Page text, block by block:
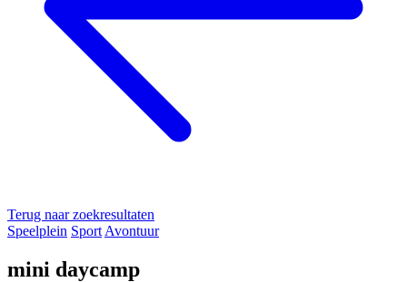
Terug naar zoekresultaten
Speelplein Sport Avontuur
mini daycamp